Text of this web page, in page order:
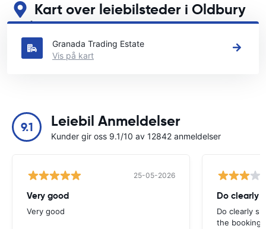
Kart over leiebilsteder i Oldbury
Se våre viktigste bilutleiesteder i Oldbury
Granada Trading Estate
Vis på kart
9.1 Leiebil Anmeldelser
Kunder gir oss 9.1/10 av 12842 anmeldelser
25-05-2026
Very good
Very good
Do clearly
Do clearly
the booking